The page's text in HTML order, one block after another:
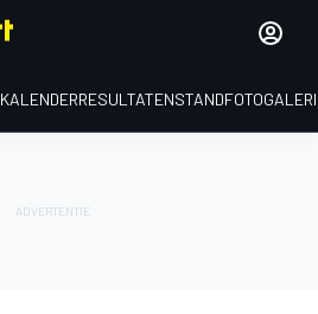
KALENDERRESULTATENSTAND